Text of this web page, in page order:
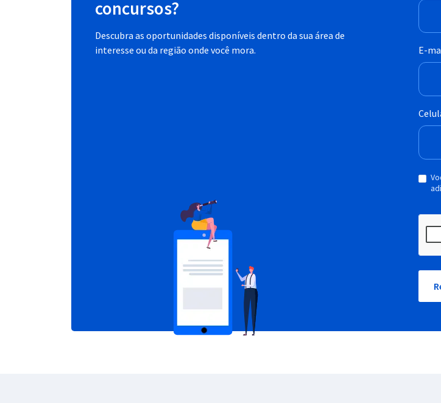
concursos?
Descubra as oportunidades disponíveis dentro da sua área de
interesse ou da região onde você mora.
E-